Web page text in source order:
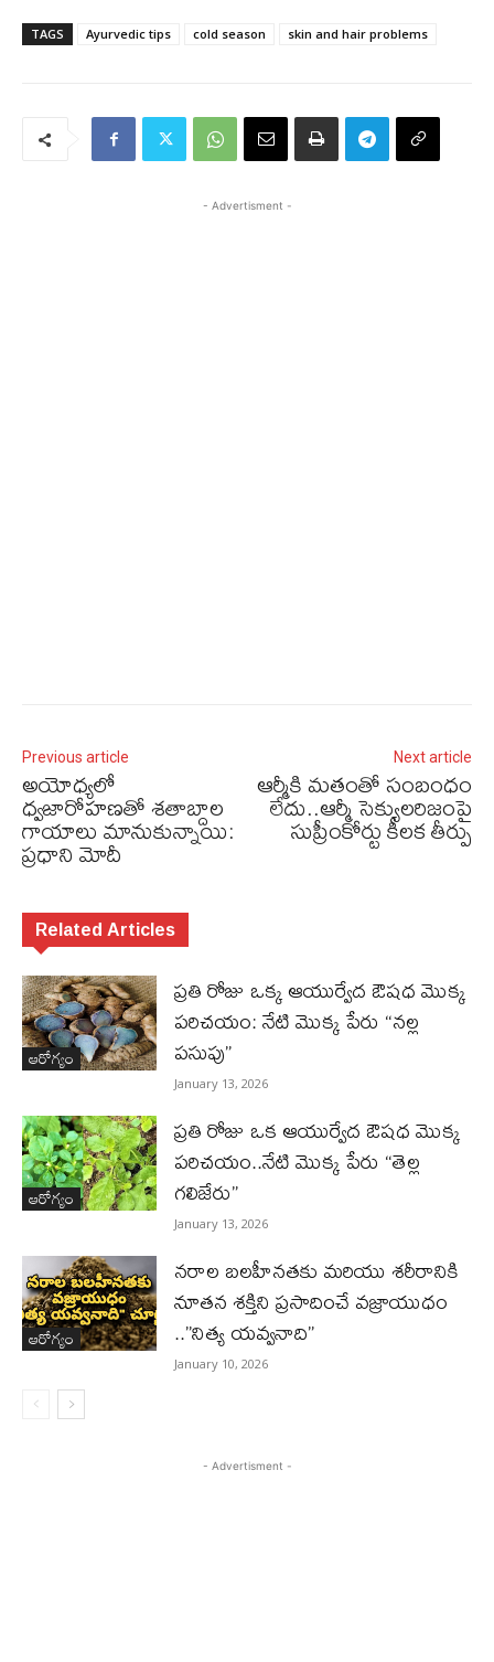
TAGS Ayurvedic tips cold season skin and hair problems
- Advertisment -
Previous article
అయోధ్యలో
ధ్వజారోహణతో శతాబ్దాల
గాయాలు మానుకున్నాయి:
ప్రధాని మోదీ
Next article
ఆర్మీకి మతంతో సంబంధం
లేదు..ఆర్మీ సెక్యులరిజంపై
సుప్రీంకోర్టు కీలక తీర్పు
Related Articles
ఆరోగ్యం
ప్రతి రోజు ఒక్క ఆయుర్వేద ఔషధ మొక్క
పరిచయం: నేటి మొక్క పేరు “నల్ల
పసుపు”
January 13, 2026
ఆరోగ్యం
ప్రతి రోజు ఒక ఆయుర్వేద ఔషధ మొక్క
పరిచయం..నేటి మొక్క పేరు “తెల్ల
గలిజేరు”
January 13, 2026
ఆరోగ్యం
నరాల బలహీనతకు మరియు శరీరానికి
నూతన శక్తిని ప్రసాదించే వజ్రాయుధం
..”నిత్య యవ్వనాది”
January 10, 2026
- Advertisment -